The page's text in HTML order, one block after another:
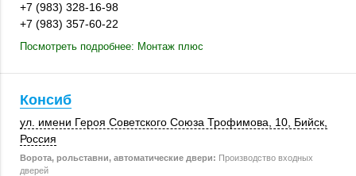
+7 (983) 328-16-98
+7 (983) 357-60-22
Посмотреть подробнее: Монтаж плюс
Консиб
ул. имени Героя Советского Союза Трофимова, 10, Бийск
Россия
Ворота, рольставни, автоматические двери: Производство входных
дверей